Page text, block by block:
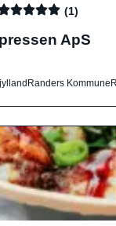
(1)
ApS
Randers Kommune